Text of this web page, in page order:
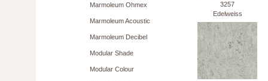
Marmoleum Ohmex
Marmoleum Acoustic
Marmoleum Decibel
Modular Shade
Modular Colour
3257
Edelweiss